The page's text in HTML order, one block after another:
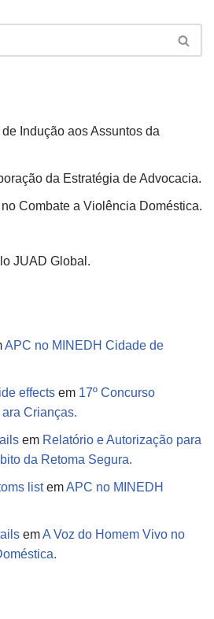
Indução aos Assuntos da
da Estratégia de Advocacia.
Combate a Violência Doméstica.
JUAD Global.
APC no MINEDH Cidade de
effects em 17º Concurso
Crianças.
em Relatório e Autorização para
da Retoma Segura.
listemAPC no MINEDH
emA Voz do Homem Vivo no